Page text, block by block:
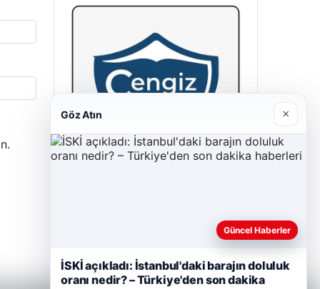
Göz Atın ×
Güncel Haberler
İSKİ açıkladı: İstanbul'daki barajın doluluk
oranı nedir? – Türkiye'den son dakika